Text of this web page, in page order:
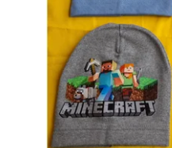
134/140 - 9/10
146/152 - 11/12
158/164 - S